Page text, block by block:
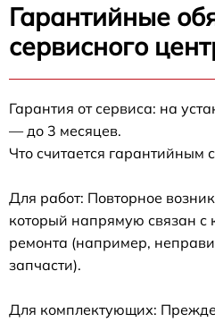
Гарантийные
сервисного
Гарантия от сервиса: на
— до 3 месяцев.
Что считается гарантийным
Для работ: Повторное
который напрямую связан с
ремонта (например,
запчасти).
Для комплектующих: